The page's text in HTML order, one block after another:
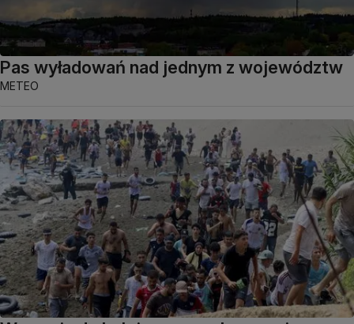
Pas wyładowań nad jednym z województw
METEO